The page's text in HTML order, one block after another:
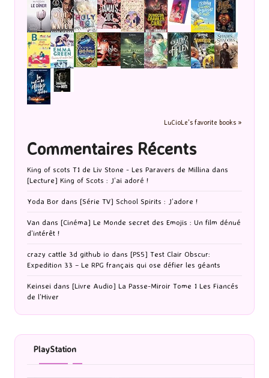
LuCioLe's favorite books »
Commentaires Récents
King of scots T1 de Liv Stone - Les Paravers de Millina dans
[Lecture] King of Scots : J’ai adoré !
Yoda Bor dans [Série TV] School Spirits : J’adore !
Van dans [Cinéma] Le Monde secret des Emojis : Un film dénué
d’intérêt !
crazy cattle 3d github io dans [PS5] Test Clair Obscur:
Expedition 33 – Le RPG français qui ose défier les géants
Keinsei dans [Livre Audio] La Passe-Miroir Tome 1 Les Fiancés
de l’Hiver
PlayStation